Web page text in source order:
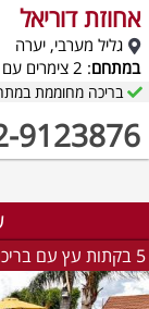
אחוזת דוריאל
גליל מערבי, יערה
במתחם: 2 צימרים עם בריכה פרטית
9123876
בריכה מחוממת
5 בקתות עץ עם בריכה מחוממת